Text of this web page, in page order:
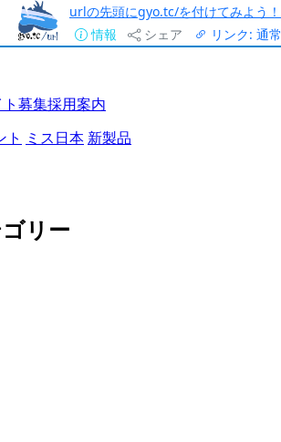
urlの先頭にgyo.tc/を付けてみよう！
情報
シェア リンク: 通常